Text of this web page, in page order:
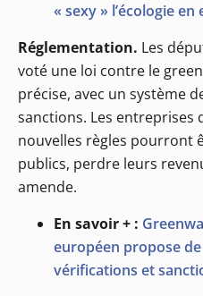
« sexy » l’écologie
Réglementation. Les
voté une loi contre le
précise, avec un système
sanctions. Les entreprises
nouvelles règles pourront
publics, perdre leurs
amende.
En savoir + :
européen propose
vérifications et